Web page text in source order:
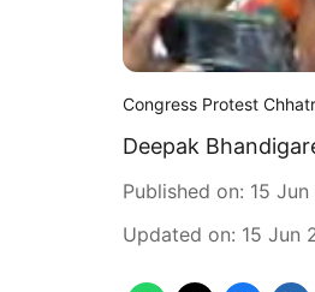
Congress Protest
Deepak
Published on: 15
Updated on: 15 Jun